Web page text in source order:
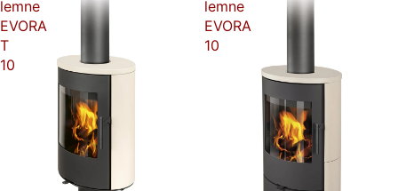
lemne
EVORA
T
10
lemne
EVORA
10